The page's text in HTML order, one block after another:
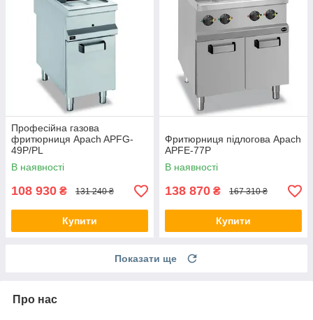
Професійна газова
фритюрниця Apach APFG-
49P/PL
В наявності
108 930 ₴ 131 240 ₴
Купити
Фритюрниця підлогова Apach
APFE-77P
В наявності
138 870 ₴ 167 310 ₴
Купити
Показати ще
Про нас